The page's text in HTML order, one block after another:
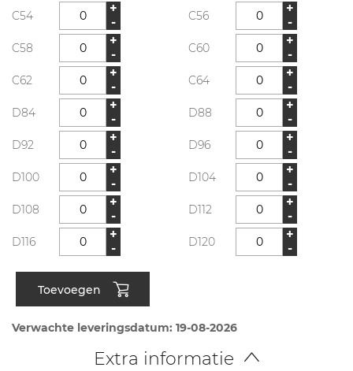
C54
+
-
C56
+
-
C58
+
-
C60
+
-
C62
+
-
C64
+
-
D84
+
-
D88
+
-
D92
+
-
D96
+
-
D100
+
-
D104
+
-
D108
+
-
D112
+
-
D116
+
-
D120
+
-
Toevoegen
Verwachte leveringsdatum: 19-08-2026
Extra informatie